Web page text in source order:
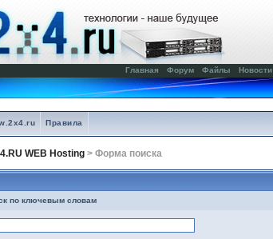
Главная Форум Файлы Новости
Правила
WEB Hosting > Форма поиска
по ключевым словам